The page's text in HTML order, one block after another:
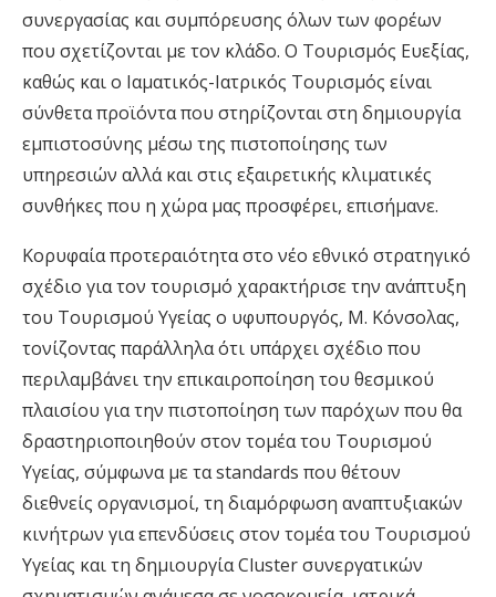
συνεργασίας και συμπόρευσης όλων των φορέων
που σχετίζονται με τον κλάδο. Ο Τουρισμός Ευεξίας,
καθώς και ο Ιαματικός-Ιατρικός Τουρισμός είναι
σύνθετα προϊόντα που στηρίζονται στη δημιουργία
εμπιστοσύνης μέσω της πιστοποίησης των
υπηρεσιών αλλά και στις εξαιρετικής κλιματικές
συνθήκες που η χώρα μας προσφέρει, επισήμανε.
Κορυφαία προτεραιότητα στο νέο εθνικό στρατηγικό
σχέδιο για τον τουρισμό χαρακτήρισε την ανάπτυξη
του Τουρισμού Υγείας ο υφυπουργός, Μ. Κόνσολας,
τονίζοντας παράλληλα ότι υπάρχει σχέδιο που
περιλαμβάνει την επικαιροποίηση του θεσμικού
πλαισίου για την πιστοποίηση των παρόχων που θα
δραστηριοποιηθούν στον τομέα του Τουρισμού
Υγείας, σύμφωνα με τα standards που θέτουν
διεθνείς οργανισμοί, τη διαμόρφωση αναπτυξιακών
κινήτρων για επενδύσεις στον τομέα του Τουρισμού
Υγείας και τη δημιουργία Cluster συνεργατικών